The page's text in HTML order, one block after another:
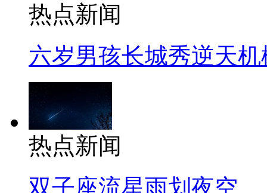
热点新闻
六岁男孩长城秀逆天机
热点新闻
双子座流星雨划夜空